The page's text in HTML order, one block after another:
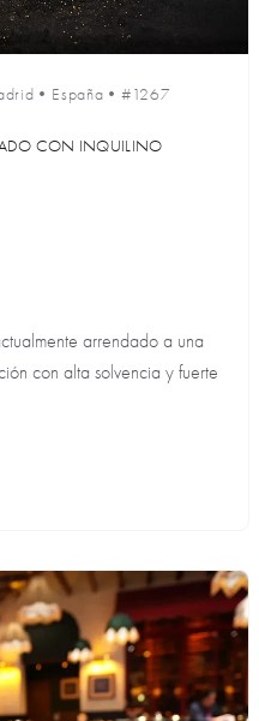
• España •#1267
CON INQUILINO
arrendado a una
con alta solvencia y fuerte